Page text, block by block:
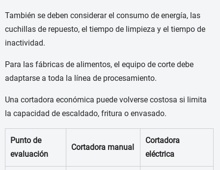
También se deben considerar el consumo de energía, las
cuchillas de repuesto, el tiempo de limpieza y el tiempo de
inactividad.
Para las fábricas de alimentos, el equipo de corte debe
adaptarse a toda la línea de procesamiento.
Una cortadora económica puede volverse costosa si limita
la capacidad de escaldado, fritura o envasado.
Punto de
evaluación
Cortadora manual
Cortadora
eléctrica